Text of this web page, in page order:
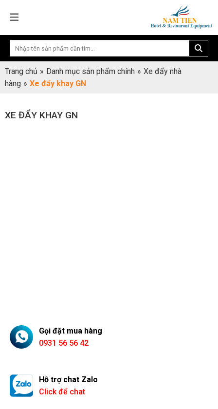
Trang chủ » Danh mục sản phẩm chính » Xe đẩy nhà
hàng » Xe đẩy khay GN
XE ĐẨY KHAY GN
Gọi đặt mua hàng
0931 56 56 42
Hỗ trợ chat Zalo
Click để chat